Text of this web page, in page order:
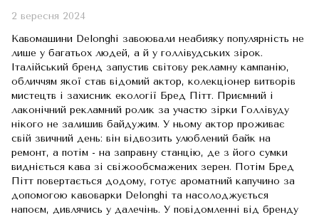
2 вересня 2024
Кавомашини Delonghi завоювали неабияку популярність не
лише у багатьох людей, а й у голлівудських зірок.
Італійський бренд запустив світову рекламну кампанію,
обличчям якої став відомий актор, колекціонер витворів
мистецтв і захисник екології Бред Пітт. Приємний і
лаконічний рекламний ролик за участю зірки Голлівуду
нікого не залишив байдужим. У ньому актор проживає
свій звичний день: він відвозить улюблений байк на
ремонт, а потім - на заправну станцію, де з його сумки
видніється кава зі свіжообсмажених зерен. Потім Бред
Пітт повертається додому, готує ароматний капучино за
допомогою кавоварки Delonghi та насолоджується
напоєм, дивлячись у далечінь. У повідомленні від бренду